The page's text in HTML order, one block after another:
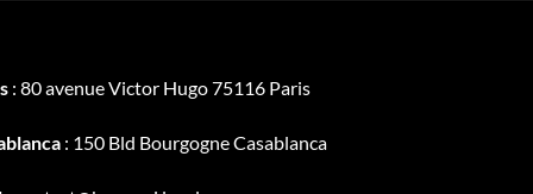
: 80 avenue Victor Hugo 75116 Paris
: 150 Bld Bourgogne Casablanca